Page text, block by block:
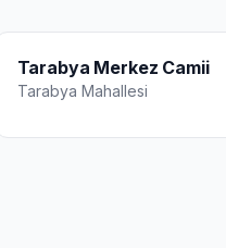
Tarabya Merkez Camii
Tarabya Mahallesi